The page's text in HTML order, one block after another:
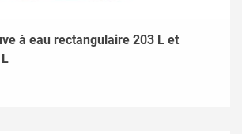
à eau rectangulaire 203 L et